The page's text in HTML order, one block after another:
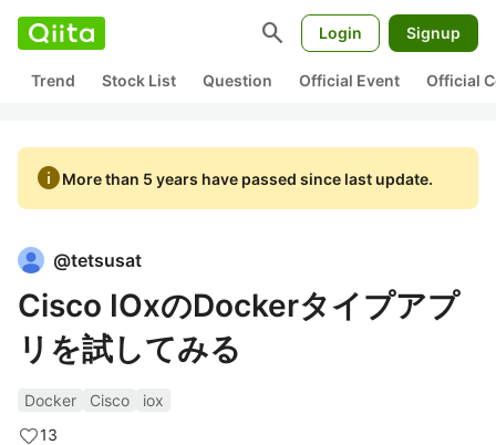
search Login Signup
Trend Stock List Question Official Event Official
infoMore than 5 years have passed since last update.
@tetsusat
Cisco IOxのDockerタイプアプ
リを試してみる
Docker Cisco
iox
13